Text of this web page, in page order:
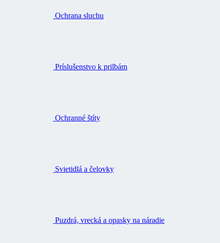
Ochrana sluchu
Príslušenstvo k prilbám
Ochranné štíty
Svietidlá a čelovky
Puzdrá, vrecká a opasky na náradie